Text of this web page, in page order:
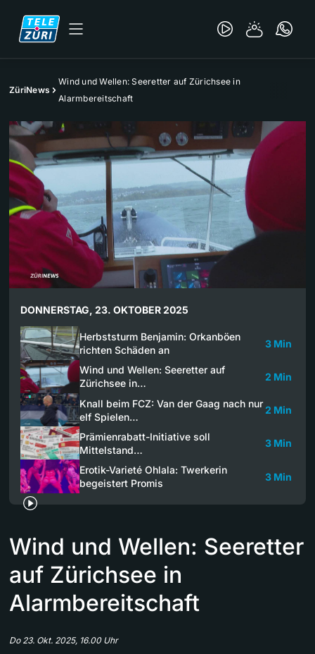
ZüriNews
Wind und Wellen: Seeretter auf Zürichsee in
Alarmbereitschaft
DONNERSTAG, 23. OKTOBER 2025
Herbststurm Benjamin: Orkanböen
richten Schäden an
3 Min
Wind und Wellen: Seeretter auf
Zürichsee in…
2 Min
Knall beim FCZ: Van der Gaag nach nur
elf Spielen…
2 Min
Prämienrabatt-Initiative soll
Mittelstand…
3 Min
Erotik-Varieté Ohlala: Twerkerin
begeistert Promis
3 Min
Wind und Wellen: Seeretter
auf Zürichsee in
Alarmbereitschaft
Do 23. Okt. 2025, 16.00 Uhr